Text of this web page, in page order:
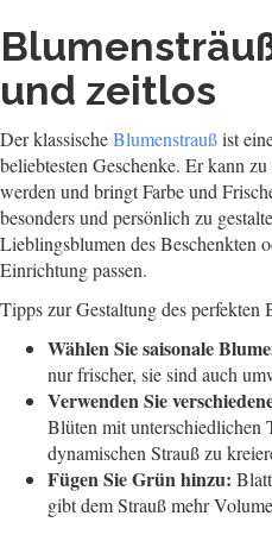
und zeitlos
Der klassischeBlumenstraußist
beliebtesten Geschenke. Er kann
werden und bringt Farbe und
besonders und persönlich zu
Lieblingsblumen des Beschenkten
Einrichtung passen.
Tipps zur Gestaltung des perfekten
Wählen Sie saisonale
nur frischer, sie sind auch
Verwenden Sie
Blüten mit unterschiedlichen
dynamischen Strauß zu
Fügen Sie Grün hinzu:
gibt dem Strauß mehr